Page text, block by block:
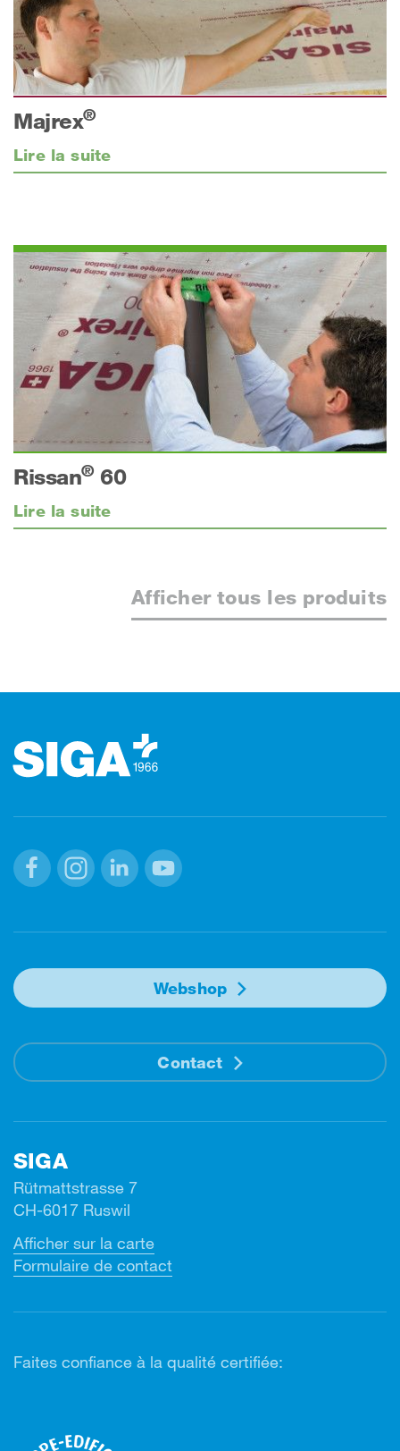
Majrex®
Lire la suite
Rissan®60
Lire la suite
Afficher tous les produits
Webshop
Contact
SIGA
Rütmattstrasse 7
CH-6017 Ruswil
Afficher sur la carte
Formulaire de contact
Faites confiance à la qualité certifiée: